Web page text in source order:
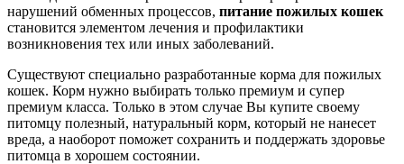
нарушений обменных процессов, питание пожилых кошек
становится элементом лечения и профилактики
возникновения тех или иных заболеваний.
Существуют специально разработанные корма для пожилых
кошек. Корм нужно выбирать только премиум и супер
премиум класса. Только в этом случае Вы купите своему
питомцу полезный, натуральный корм, который не нанесет
вреда, а наоборот поможет сохранить и поддержать здоровье
питомца в хорошем состоянии.